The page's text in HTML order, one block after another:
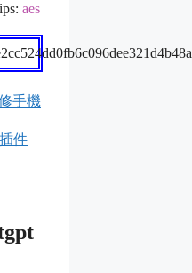
aes
手機
件